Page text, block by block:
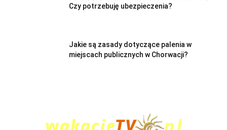
Czy potrzebuję ubezpieczenia?
Jakie są zasady dotyczące palenia w
miejscach publicznych w Chorwacji?